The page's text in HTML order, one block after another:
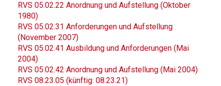
RVS 05.02.22 Anordnung und Aufstellung (Oktober
1980)
RVS 05.02.31 Anforderungen und Aufstellung
(November 2007)
RVS 05.02.41 Ausbildung und Anforderungen (Mai
2004)
RVS 05.02.42 Anordnung und Aufstellung (Mai 2004)
RVS 08.23.05 (künftig: 08.23.21)